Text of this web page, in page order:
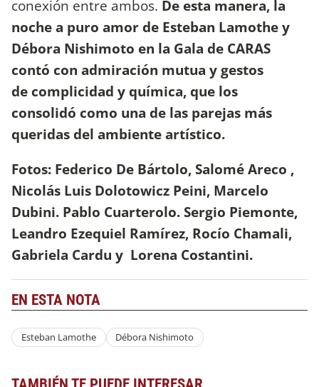
conexión entre ambos. De esta manera, la
noche a puro amor de Esteban Lamothe y
Débora Nishimoto en la Gala de CARAS
contó con admiración mutua y gestos
de complicidad y química, que los
consolidó como una de las parejas más
queridas del ambiente artístico.
Fotos: Federico De Bártolo, Salomé Areco ,
Nicolás Luis Dolotowicz Peini, Marcelo
Dubini. Pablo Cuarterolo. Sergio Piemonte,
Leandro Ezequiel Ramírez, Rocío Chamali,
Gabriela Cardu y Lorena Costantini.
EN ESTA NOTA
Esteban Lamothe Débora Nishimoto